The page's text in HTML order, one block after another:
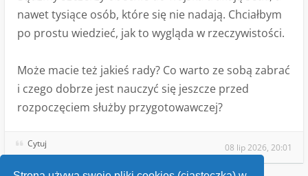
nawet tysiące osób, które się nie nadają. Chciałbym
po prostu wiedzieć, jak to wygląda w rzeczywistości.
Może macie też jakieś rady? Co warto ze sobą zabrać
i czego dobrze jest nauczyć się jeszcze przed
rozpoczęciem służby przygotowawczej?
Cytuj 08 lip 2026, 20:01